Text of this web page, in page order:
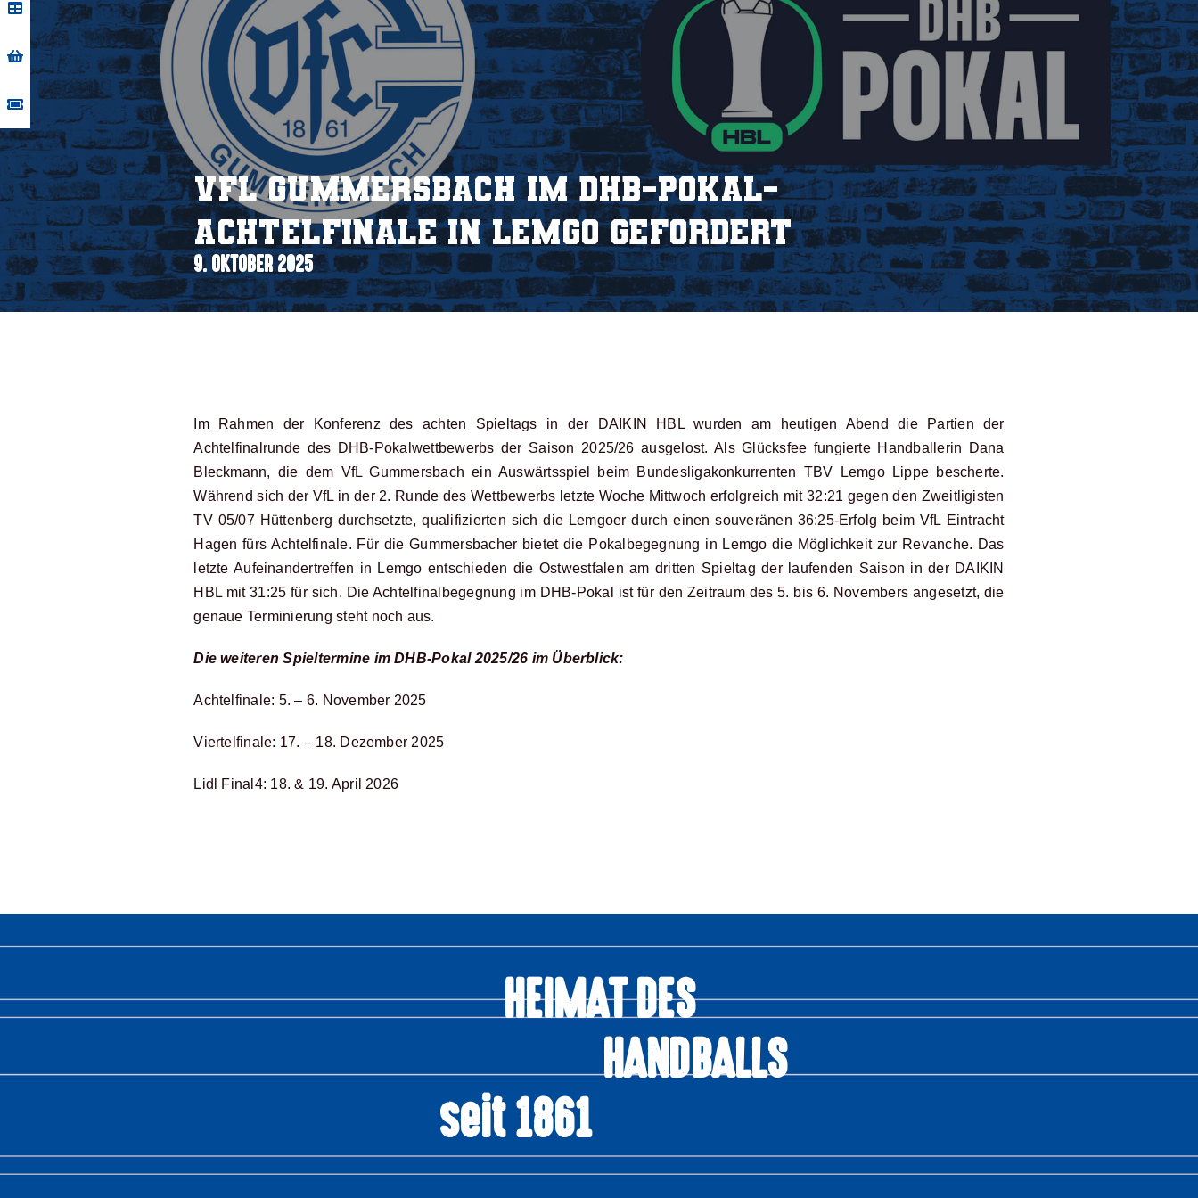
VfL Gummersbach im DHB-Pokal-
Achtelfinale in Lemgo gefordert
9. OKTOBER 2025
Im Rahmen der Konferenz des achten Spieltags in der DAIKIN HBL wurden am heutigen Abend die Partien der
Achtelfinalrunde des DHB-Pokalwettbewerbs der Saison 2025/26 ausgelost. Als Glücksfee fungierte Handballerin Dana
Bleckmann, die dem VfL Gummersbach ein Auswärtsspiel beim Bundesligakonkurrenten TBV Lemgo Lippe bescherte.
Während sich der VfL in der 2. Runde des Wettbewerbs letzte Woche Mittwoch erfolgreich mit 32:21 gegen den Zweitligisten
TV 05/07 Hüttenberg durchsetzte, qualifizierten sich die Lemgoer durch einen souveränen 36:25-Erfolg beim VfL Eintracht
Hagen fürs Achtelfinale. Für die Gummersbacher bietet die Pokalbegegnung in Lemgo die Möglichkeit zur Revanche. Das
letzte Aufeinandertreffen in Lemgo entschieden die Ostwestfalen am dritten Spieltag der laufenden Saison in der DAIKIN
HBL mit 31:25 für sich. Die Achtelfinalbegegnung im DHB-Pokal ist für den Zeitraum des 5. bis 6. Novembers angesetzt, die
genaue Terminierung steht noch aus.
Die weiteren Spieltermine im DHB-Pokal 2025/26 im Überblick:
Achtelfinale: 5. – 6. November 2025
Viertelfinale: 17. – 18. Dezember 2025
Lidl Final4: 18. & 19. April 2026
HEIMAT DES
HANDBALLS
seit 1861